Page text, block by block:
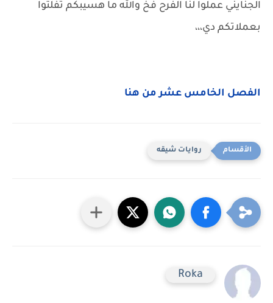
الجنايني عملوا لنا الفرح فخ والله ما هسيبكم تفلتوا
بعملاتكم دي،،،
الفصل الخامس عشر من هنا
روايات شيقه
Roka